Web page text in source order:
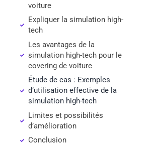
voiture
Expliquer la simulation high-
tech
Les avantages de la
simulation high-tech pour le
covering de voiture
Étude de cas : Exemples
d’utilisation effective de la
simulation high-tech
Limites et possibilités
d’amélioration
Conclusion